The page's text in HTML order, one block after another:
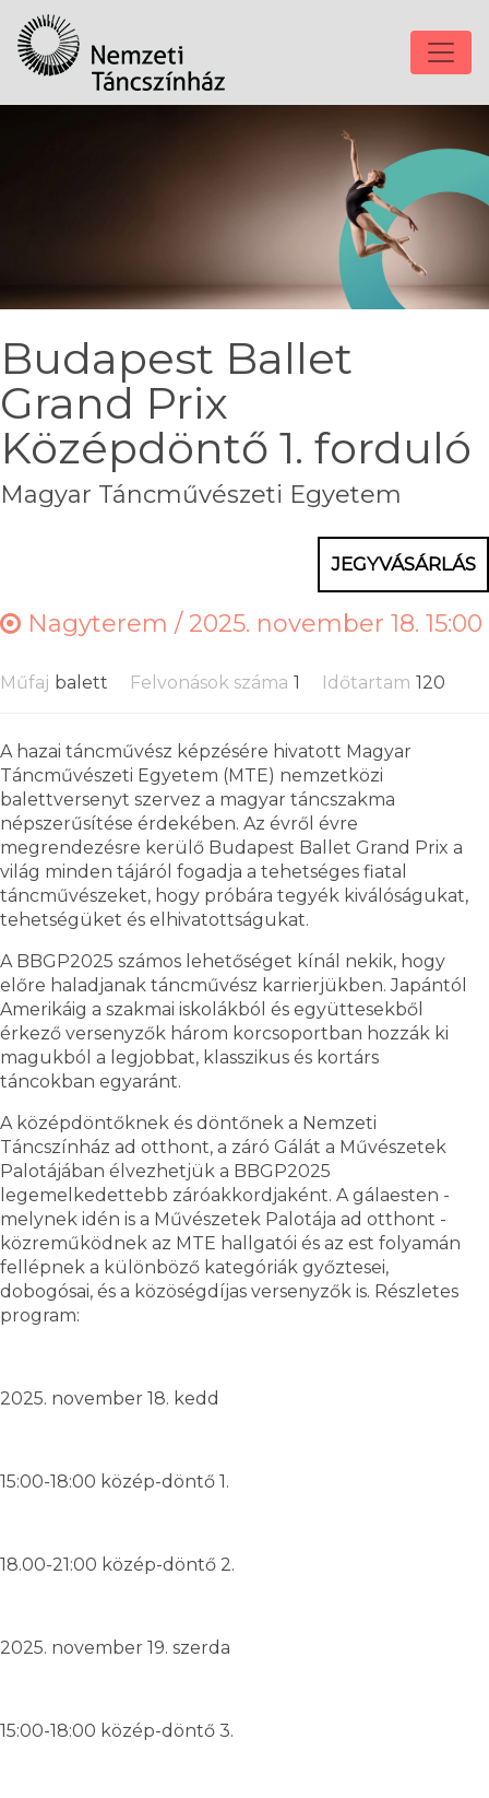
Budapest Ballet
Grand Prix
Középdöntő 1. forduló
Magyar Táncművészeti Egyetem
JEGYVÁSÁRLÁS
Nagyterem /2025. november 18. 15:00
Műfaj balett Felvonások száma 1 Időtartam 120
A hazai táncművész képzésére hivatott Magyar
Táncművészeti Egyetem (MTE) nemzetközi
balettversenyt szervez a magyar táncszakma
népszerűsítése érdekében. Az évről évre
megrendezésre kerülő Budapest Ballet Grand Prix a
világ minden tájáról fogadja a tehetséges fiatal
táncművészeket, hogy próbára tegyék kiválóságukat,
tehetségüket és elhivatottságukat.
A BBGP2025 számos lehetőséget kínál nekik, hogy
előre haladjanak táncművész karrierjükben. Japántól
Amerikáig a szakmai iskolákból és együttesekből
érkező versenyzők három korcsoportban hozzák ki
magukból a legjobbat, klasszikus és kortárs
táncokban egyaránt.
A középdöntőknek és döntőnek a Nemzeti
Táncszínház ad otthont, a záró Gálát a Művészetek
Palotájában élvezhetjük a BBGP2025
legemelkedettebb záróakkordjaként. A gálaesten -
melynek idén is a Művészetek Palotája ad otthont -
közreműködnek az MTE hallgatói és az est folyamán
fellépnek a különböző kategóriák győztesei,
dobogósai, és a közöségdíjas versenyzők is. Részletes
program:
2025. november 18. kedd
15:00-18:00 közép-döntő 1.
18.00-21:00 közép-döntő 2.
2025. november 19. szerda
15:00-18:00 közép-döntő 3.